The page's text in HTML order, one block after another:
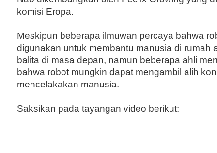
komisi Eropa.
Meskipun beberapa ilmuwan percaya bahwa
digunakan untuk membantu manusia di rumah
balita di masa depan, namun beberapa ahli
bahwa robot mungkin dapat mengambil alih
mencelakakan manusia.
Saksikan pada tayangan video berikut: